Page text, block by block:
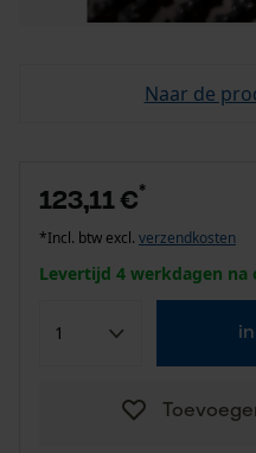
Naar de
123,11 €*
*Incl. btw excl. verzendkosten
Levertijd 4 werkdagen